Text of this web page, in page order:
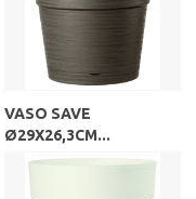
VASO SAVE
Ø29X26,3CM...